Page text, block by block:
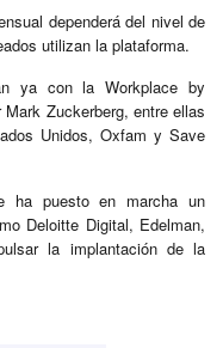
dependerá del nivel de
utilizan la plataforma.
ya con la Workplace by
Zuckerberg, entre ellas
Unidos, Oxfam y Save
ha puesto en marcha un
Deloitte Digital, Edelman,
la implantación de la